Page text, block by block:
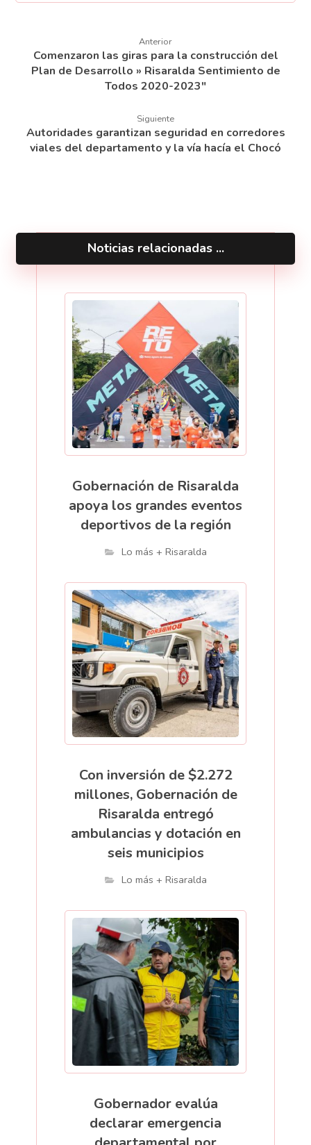
Anterior
Comenzaron las giras para la construcción del
Plan de Desarrollo » Risaralda Sentimiento de
Todos 2020-2023″
Siguiente
Autoridades garantizan seguridad en corredores
viales del departamento y la vía hacía el Chocó
Noticias relacionadas ...
Gobernación de Risaralda
apoya los grandes eventos
deportivos de la región
Lo más + Risaralda
Con inversión de $2.272
millones, Gobernación de
Risaralda entregó
ambulancias y dotación en
seis municipios
Lo más + Risaralda
Gobernador evalúa
declarar emergencia